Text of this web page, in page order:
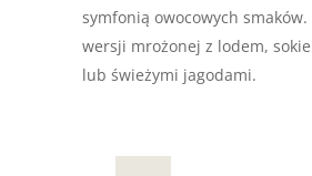
symfonią owocowych smaków.
wersji mrożonej z lodem,
lub świeżymi jagodami.